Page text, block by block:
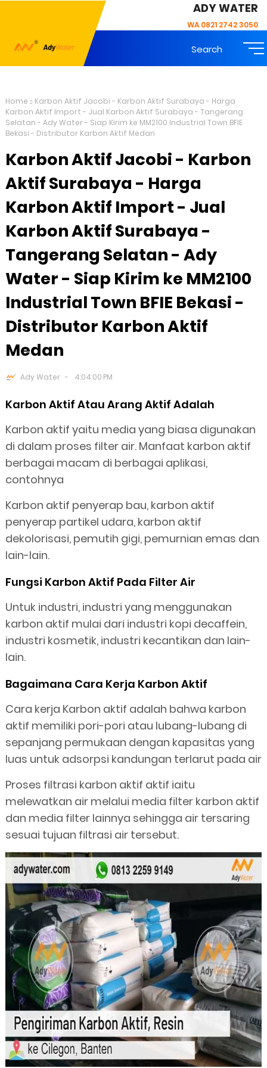
ADY WATER
WA 0821 2742 3050
Search
Home
Karbon Aktif Jacobi - Karbon Aktif Surabaya - Harga
Karbon Aktif Import - Jual Karbon Aktif Surabaya - Tangerang
Selatan - Ady Water - Siap Kirim ke MM2100 Industrial Town BFIE
Bekasi - Distributor Karbon Aktif Medan
Karbon Aktif Jacobi - Karbon
Aktif Surabaya - Harga
Karbon Aktif Import - Jual
Karbon Aktif Surabaya -
Tangerang Selatan - Ady
Water - Siap Kirim ke MM2100
Industrial Town BFIE Bekasi -
Distributor Karbon Aktif
Medan
Ady Water 4:04:00 PM
Karbon Aktif Atau Arang Aktif Adalah
Karbon aktif yaitu media yang biasa digunakan
di dalam proses filter air. Manfaat karbon aktif
berbagai macam di berbagai aplikasi,
contohnya
Karbon aktif penyerap bau, karbon aktif
penyerap partikel udara, karbon aktif
dekolorisasi, pemutih gigi, pemurnian emas dan
lain-lain.
Fungsi Karbon Aktif Pada Filter Air
Untuk industri, industri yang menggunakan
karbon aktif mulai dari industri kopi decaffein,
industri kosmetik, industri kecantikan dan lain-
lain.
Bagaimana Cara Kerja Karbon Aktif
Cara kerja Karbon aktif adalah bahwa karbon
aktif memiliki pori-pori atau lubang-lubang di
sepanjang permukaan dengan kapasitas yang
luas untuk adsorpsi kandungan terlarut pada air
Proses filtrasi karbon aktif aktif iaitu
melewatkan air melalui media filter karbon aktif
dan media filter lainnya sehingga air tersaring
sesuai tujuan filtrasi air tersebut.